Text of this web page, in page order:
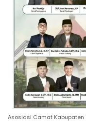
Asosiasi Camat Kabupaten